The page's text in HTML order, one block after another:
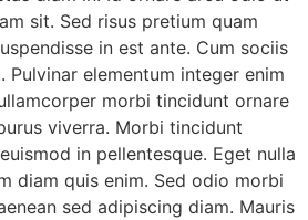
sit. Sed risus pretium quam
in est ante. Cum sociis
Pulvinar elementum integer enim
morbi tincidunt ornare
viverra. Morbi tincidunt
in pellentesque. Eget nulla
diam quis enim. Sed odio morbi
sed adipiscing diam. Mauris